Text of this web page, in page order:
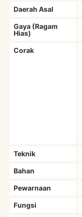
Daerah Asal
Gaya (Ragam
Hias)
Corak
Teknik
Bahan
Pewarnaan
Fungsi